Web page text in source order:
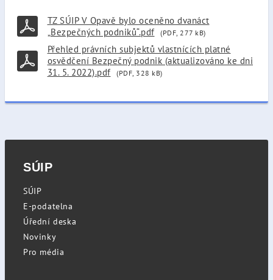
TZ SÚIP V Opavě bylo oceněno dvanáct
„Bezpečných podniků“.pdf
(PDF, 277 kB)
Přehled právních subjektů vlastnících platné
osvědčení Bezpečný podnik (aktualizováno ke dni
31. 5. 2022).pdf
(PDF, 328 kB)
SÚIP
SÚIP
E-podatelna
Úřední deska
Novinky
Pro média